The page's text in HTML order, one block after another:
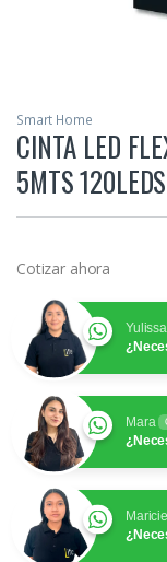
Smart Home
CINTA LED
5MTS
Cotizar ahora
Yulissa
Mara